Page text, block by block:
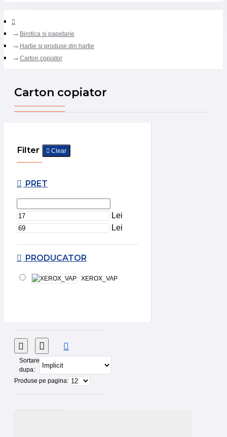
Birotica si papetarie
Hartie si produse din hartie
Carton copiator
Carton copiator
Filter Clear
PRET
Lei
Lei
PRODUCATOR
XEROX_VAP
Sortare
dupa:
Produse pe pagina: